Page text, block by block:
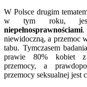
W Polsce drugim
w tym roku,
niepełnosprawnościami.
niewidoczną, a przemoc
tabu. Tymczasem
prawie 80% kobiet z
przemocy, a
przemocy seksualnej jest